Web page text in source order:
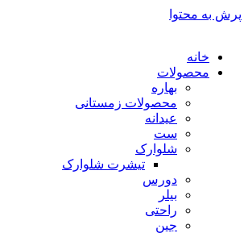
پرش به محتوا
خانه
محصولات
بهاره
محصولات زمستانی
عیدانه
ست
شلوارک
تیشرت شلوارک
دورس
بیلر
راحتی
جین